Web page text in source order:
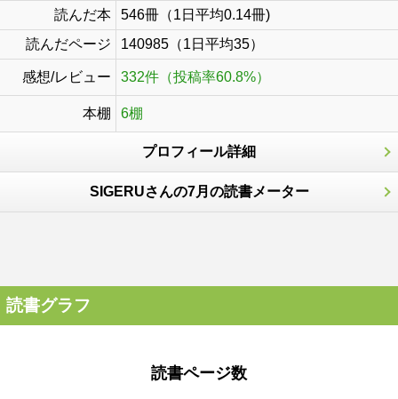
読んだ本
546冊（1日平均0.14冊)
読んだページ
140985（1日平均35）
感想/レビュー 332件（投稿率60.8%）
本棚 6棚
プロフィール詳細
SIGERUさんの7月の読書メーター
読書グラフ
読書ページ数